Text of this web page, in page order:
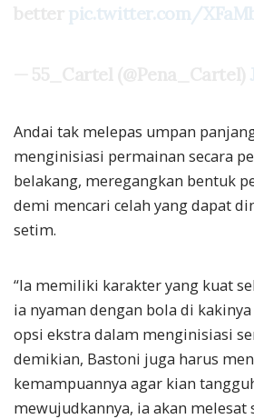
pic.twitter.com/
Andai tak melepas umpan
menginisiasi permainan secara
belakang, meregangkan bentuk
demi mencari celah yang dapat
setim.
“Ia memiliki karakter yang kuat
ia nyaman dengan bola di
opsi ekstra dalam menginisiasi
demikian, Bastoni juga harus
kemampuannya agar kian
mewujudkannya, ia akan melesat